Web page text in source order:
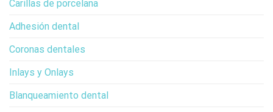
Carillas de porcelana
Adhesión dental
Coronas dentales
Inlays y Onlays
Blanqueamiento dental